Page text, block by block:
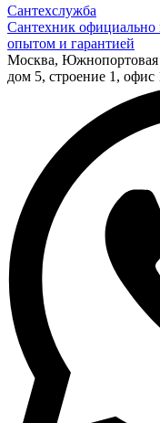
Сантехслужба
Сантехник
опытом и гарантией
Москва, Южнопортовая
дом 5, строение 1, офис